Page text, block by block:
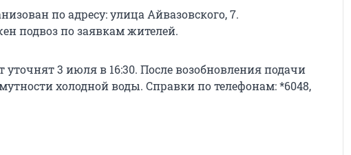
по адресу: улица Айвазовского, 7.
подвоз по заявкам жителей.
3 июля в 16:30. После возобновления подачи
холодной воды. Справки по телефонам: *6048,